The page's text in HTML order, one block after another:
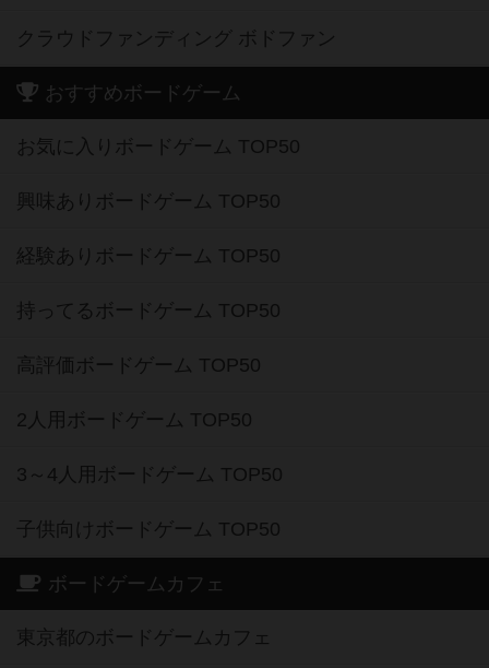
クラウドファンディング ボドファン
おすすめボードゲーム
お気に入りボードゲーム TOP50
興味ありボードゲーム TOP50
経験ありボードゲーム TOP50
持ってるボードゲーム TOP50
高評価ボードゲーム TOP50
2人用ボードゲーム TOP50
3～4人用ボードゲーム TOP50
子供向けボードゲーム TOP50
ボードゲームカフェ
東京都のボードゲームカフェ